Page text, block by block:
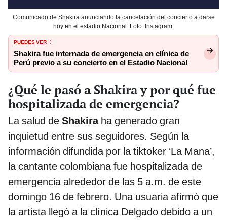
Comunicado de Shakira anunciando la cancelación del concierto a darse
hoy en el estadio Nacional. Foto: Instagram.
PUEDES VER :
Shakira fue internada de emergencia en clínica de
Perú previo a su concierto en el Estadio Nacional
¿Qué le pasó a Shakira y por qué fue
hospitalizada de emergencia?
La salud de Shakiraha generado gran
inquietud entre sus seguidores. Según la
información difundida por la tiktoker ‘La Mana’,
la cantante colombiana fue hospitalizada de
emergencia alrededor de las 5 a.m. de este
domingo 16 de febrero. Una usuaria afirmó que
la artista llegó a la clínica Delgado debido a un